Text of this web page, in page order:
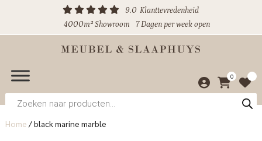
9.0 Klanttevredenheid
4000m² Showroom
7 Dagen per week open
0
Producten
zoeken
Home /black marine marble